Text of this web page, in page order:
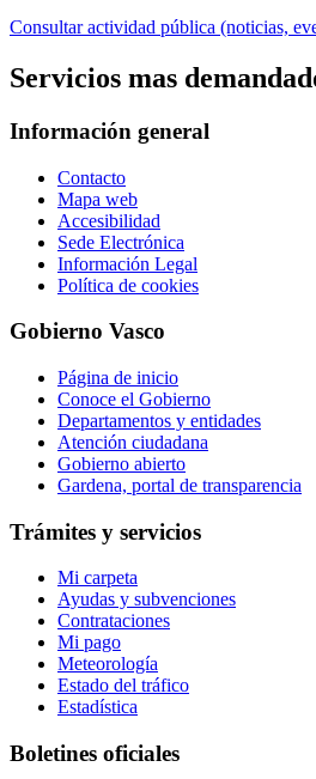
Consultar actividad pública (noticias,
Servicios mas
Información general
Contacto
Mapa web
Accesibilidad
Sede Electrónica
Información Legal
Política de cookies
Gobierno Vasco
Página de inicio
Conoce el Gobierno
Departamentos y entidades
Atención ciudadana
Gobierno abierto
Gardena, portal de transparencia
Trámites y servicios
Mi carpeta
Ayudas y subvenciones
Contrataciones
Mi pago
Meteorología
Estado del tráfico
Estadística
Boletines oficiales